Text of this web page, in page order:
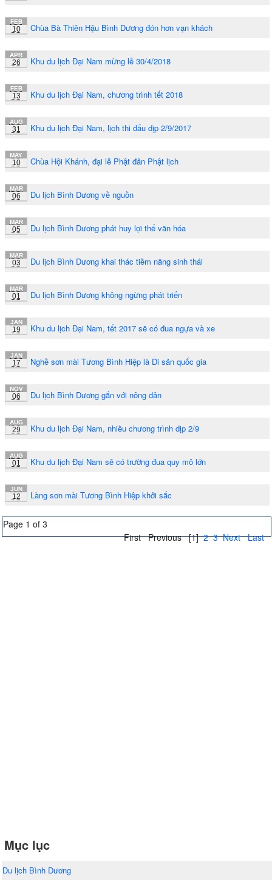
FEB
10 Chùa Bà Thiên Hậu Bình Dương đón hơn vạn khách
APR
26 Khu du lịch Đại Nam mừng lễ 30/4/2018
FEB
13 Khu du lịch Đại Nam, chương trình tết 2018
AUG
31 Khu du lịch Đại Nam, lịch thi đấu dịp 2/9/2017
MAY
10 Chùa Hội Khánh, đại lễ Phật đản Phật lịch
MAR
06 Du lịch Bình Dương về nguồn
MAR
05 Du lịch Bình Dương phát huy lợi thế văn hóa
MAR
03 Du lịch Bình Dương khai thác tiềm năng sinh thái
MAR
01 Du lịch Bình Dương không ngừng phát triển
JAN
19 Khu du lịch Đại Nam, tết 2017 sẽ có đua ngựa và xe
JAN
17 Nghề sơn mài Tương Bình Hiệp là Di sản quốc gia
NOV
06 Du lịch Bình Dương gắn với nông dân
AUG
29 Khu du lịch Đại Nam, nhiều chương trình dịp 2/9
AUG
01 Khu du lịch Đại Nam sẽ có trường đua quy mô lớn
JUN
12 Làng sơn mài Tương Bình Hiệp khởi sắc
Page 1 of 3
First Previous [1] 2 3 Next Last
Mục lục
Du lịch Bình Dương